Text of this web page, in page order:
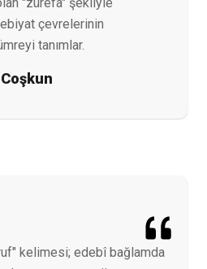
çevrelerinin
tanımlar.
kelimesi; edebî bağlamda